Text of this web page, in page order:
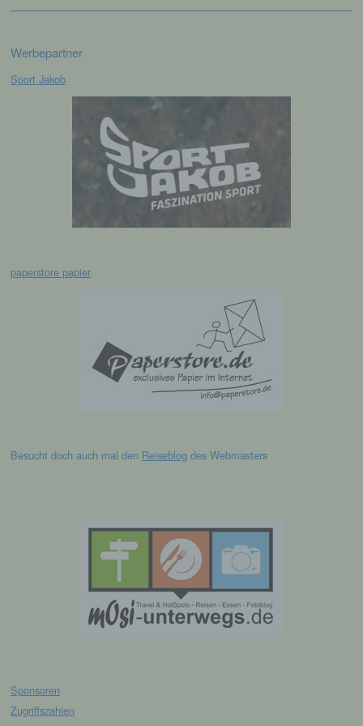
Werbepartner
Sport Jakob
paperstore papier
Besucht doch auch mal den Reiseblog des Webmasters
Sponsoren
Zugriffszahlen
der Setzung von Cookies dauerhaft
Cookies jederzeit über einen Internetbrowser oder
andere Softwareprogramme gelöscht werden. Dies
ist in allen gängigen Internetbrowsern möglich.
Deaktiviert die betroffene Person die Setzung von
Cookies in dem genutzten Internetbrowser, sind
unter Umständen nicht alle Funktionen unserer
Internetseite vollumfänglich nutzbar.
Erfassung von allgemeinen Daten und
Informationen
Internetseite durch eine betroffene Person oder ein
allgemeinen Daten und Informationen. Diese
allgemeinen Daten und Informationen werden in
den Logfiles des Servers gespeichert. Erfasst
werden können die (1) verwendeten Browsertypen
und Versionen, (2) das vom zugreifenden System
verwendete Betriebssystem, (3) die Internetseite,
von welcher ein zugreifendes System auf unsere
werden, (5) das Datum und die Uhrzeit eines
der Gefahrenabwehr im Falle von Angriffen auf
unsere informationstechnologischen Systeme
Bei der Nutzung dieser allgemeinen Daten und
Informationen ziehen wird keine Rückschlüsse auf
die betroffene Person. Diese Informationen werden
vielmehr benötigt, um (1) die Inhalte unserer
Funktionsfähigkeit unserer
informationstechnologischen Systeme und der